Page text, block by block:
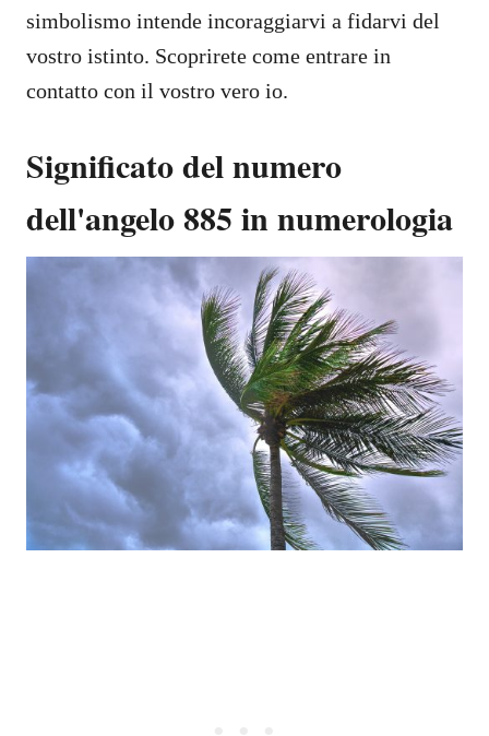
simbolismo intende incoraggiarvi a fidarvi del
vostro istinto. Scoprirete come entrare in
contatto con il vostro vero io.
Significato del numero
dell'angelo 885 in numerologia